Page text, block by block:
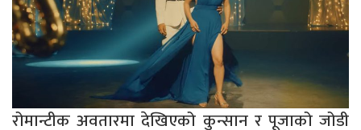
रोमान्टीक अवतारमा देखिएको कुन्सान र पूजाको जोडी